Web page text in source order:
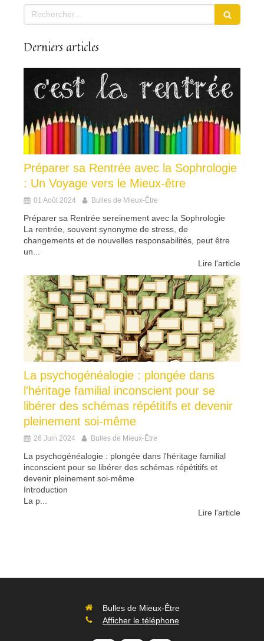
Rechercher
Derniers articles
Préparer sa Rentrée avec la Sophrologie
: Un Voyage vers le Mieux-être
01 Août 2024 Bulles de Mieux-Être
Préparer sa Rentrée sereinement avec la Sophrologie
La rentrée, souvent synonyme de stress, de
changements et de nouvelles responsabilités, peut être
un...
Lire l'article
La psychogénéalogie : plongée dans
l'héritage familial inconscient pour se
libérer des schémas répétitifs et devenir
pleinement soi-même
26 Juin 2024 Bulles de Mieux-Être
La psychogénéalogie : plongée dans l'héritage familial
inconscient pour se libérer des schémas répétitifs et
devenir pleinement soi-même
Introduction
La p...
Lire l'article
Bulles de Mieux-Être
Afficher le téléphone